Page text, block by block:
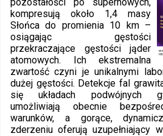
kompresują około 1,4 masy
Słońca do promienia 10 km –
osiągając gęstości
przekraczające gęstości jąder
atomowych. Ich ekstremalna
zwartość czyni je unikalnymi
dużej gęstości. Detekcje fal
się układach podwójnych
umożliwiają obecnie
warunków, a gorące,
zderzeniu oferują uzupełniający